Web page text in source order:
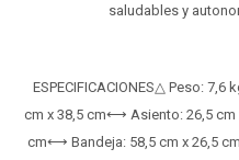
saludables y
ESPECIFICACIONES△ Peso:
cm x 38,5 cm⟷ Asiento: 26,5
cm⟷ Bandeja: 58,5 cm x 26,5